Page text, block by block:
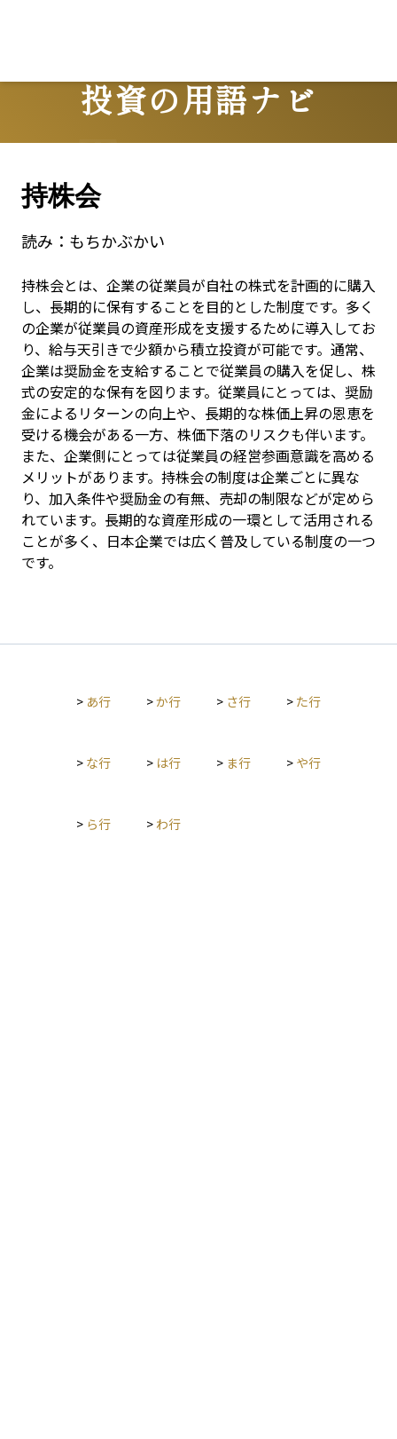
投資の用語ナビ
Terms
持株会
読み： もちかぶかい
持株会とは、企業の従業員が自社の株式を計画的に購入
し、長期的に保有することを目的とした制度です。多く
の企業が従業員の資産形成を支援するために導入してお
り、給与天引きで少額から積立投資が可能です。通常、
企業は奨励金を支給することで従業員の購入を促し、株
式の安定的な保有を図ります。従業員にとっては、奨励
金によるリターンの向上や、長期的な株価上昇の恩恵を
受ける機会がある一方、株価下落のリスクも伴います。
また、企業側にとっては従業員の経営参画意識を高める
メリットがあります。持株会の制度は企業ごとに異な
り、加入条件や奨励金の有無、売却の制限などが定めら
れています。長期的な資産形成の一環として活用される
ことが多く、日本企業では広く普及している制度の一つ
です。
> あ行 >か行 > さ行 > た行
> な行 > は行 > ま行 > や行
> ら行 > わ行